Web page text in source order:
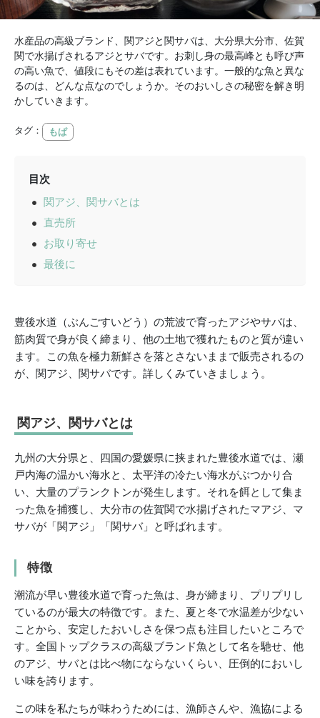
水産品の高級ブランド、関アジと関サバは、大分県大分市、佐賀
関で水揚げされるアジとサバです。お刺し身の最高峰とも呼び声
の高い魚で、値段にもその差は表れています。一般的な魚と異な
るのは、どんな点なのでしょうか。そのおいしさの秘密を解き明
かしていきます。
タグ： もぱ
目次
関アジ、関サバとは
直売所
お取り寄せ
最後に
豊後水道（ぶんごすいどう）の荒波で育ったアジやサバは、
筋肉質で身が良く締まり、他の土地で獲れたものと質が違い
ます。この魚を極力新鮮さを落とさないままで販売されるの
が、関アジ、関サバです。詳しくみていきましょう。
関アジ、関サバとは
九州の大分県と、四国の愛媛県に挟まれた豊後水道では、瀬
戸内海の温かい海水と、太平洋の冷たい海水がぶつかり合
い、大量のプランクトンが発生します。それを餌として集ま
った魚を捕獲し、大分市の佐賀関で水揚げされたマアジ、マ
サバが「関アジ」「関サバ」と呼ばれます。
特徴
潮流が早い豊後水道で育った魚は、身が締まり、プリプリし
ているのが最大の特徴です。また、夏と冬で水温差が少ない
ことから、安定したおいしさを保つ点も注目したいところで
す。全国トップクラスの高級ブランド魚として名を馳せ、他
のアジ、サバとは比べ物にならないくらい、圧倒的においし
い味を誇ります。
この味を私たちが味わうためには、漁師さんや、漁協による